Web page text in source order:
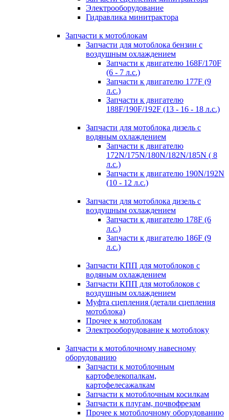
Электрооборудование
Гидравлика минитрактора
Запчасти к мотоблокам
Запчасти для мотоблока бензин с
воздушным охлаждением
Запчасти к двигателю 168F/170F
(6 - 7 л.с.)
Запчасти к двигателю 177F (9
л.с.)
Запчасти к двигателю
188F/190F/192F (13 - 16 - 18 л.с.)
Запчасти для мотоблока дизель с
водяным охлаждением
Запчасти к двигателю
172N/175N/180N/182N/185N ( 8
л.с.)
Запчасти к двигателю 190N/192N
(10 - 12 л.с.)
Запчасти для мотоблока дизель с
воздушным охлаждением
Запчасти к двигателю 178F (6
л.с.)
Запчасти к двигателю 186F (9
л.с.)
Запчасти КПП для мотоблоков с
водяным охлаждением
Запчасти КПП для мотоблоков с
воздушным охлаждением
Муфта сцепления (детали сцепления
мотоблока)
Прочее к мотоблокам
Электрооборудование к мотоблоку
Запчасти к мотоблочному навесному
оборудованию
Запчасти к мотоблочным
картофелекопалкам,
картофелесажалкам
Запчасти к мотоблочным косилкам
Запчасти к плугам, почвофрезам
Прочее к мотоблочному оборудованию